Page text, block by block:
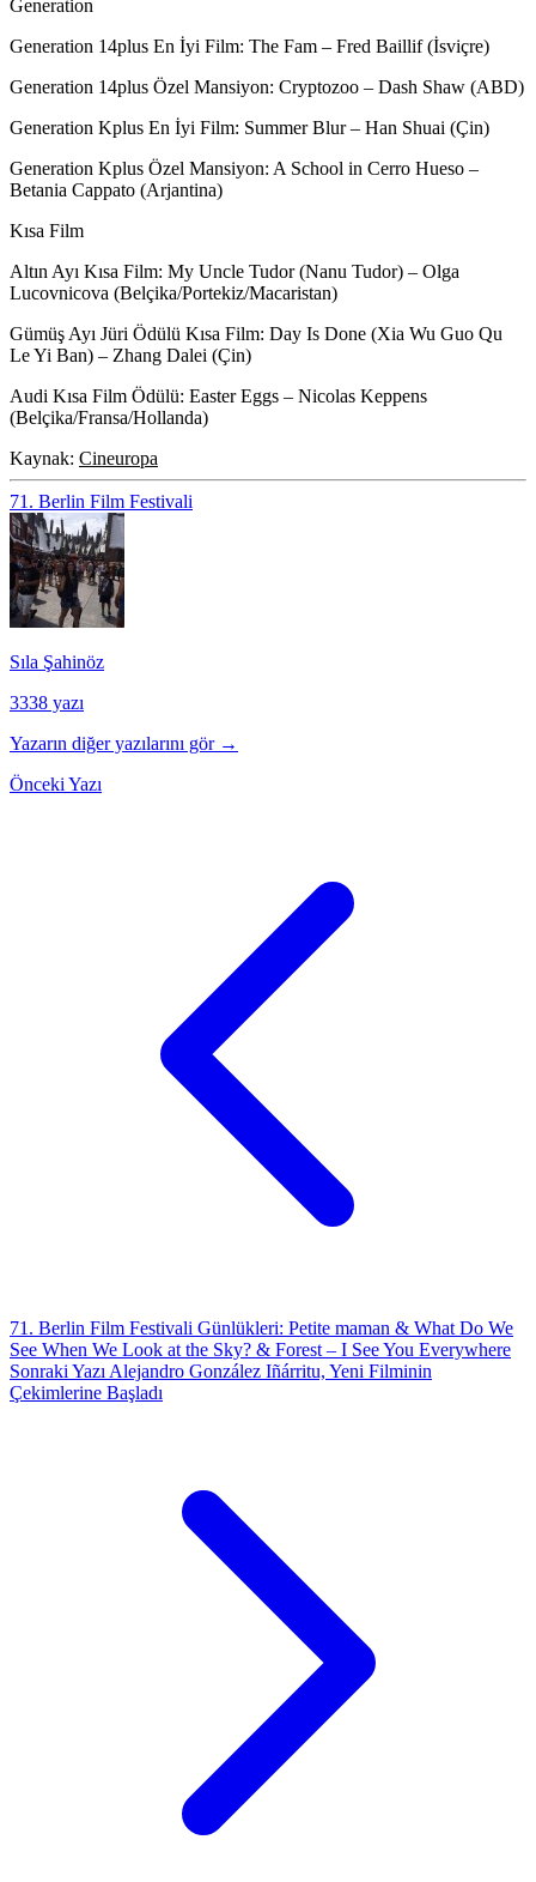
Generation
Generation 14plus En İyi Film: The Fam – Fred Baillif (İsviçre)
Generation 14plus Özel Mansiyon: Cryptozoo – Dash Shaw (ABD)
Generation Kplus En İyi Film: Summer Blur – Han Shuai (Çin)
Generation Kplus Özel Mansiyon: A School in Cerro Hueso –
Betania Cappato (Arjantina)
Kısa Film
Altın Ayı Kısa Film: My Uncle Tudor (Nanu Tudor) – Olga
Lucovnicova (Belçika/Portekiz/Macaristan)
Gümüş Ayı Jüri Ödülü Kısa Film: Day Is Done (Xia Wu Guo Qu
Le Yi Ban) – Zhang Dalei (Çin)
Audi Kısa Film Ödülü: Easter Eggs – Nicolas Keppens
(Belçika/Fransa/Hollanda)
Kaynak: Cineuropa
71. Berlin Film Festivali
Sıla Şahinöz
3338 yazı
Yazarın diğer yazılarını gör →
Önceki Yazı
71. Berlin Film Festivali Günlükleri: Petite maman & What Do We
See When We Look at the Sky? & Forest – I See You Everywhere
Sonraki Yazı Alejandro González Iñárritu, Yeni Filminin
Çekimlerine Başladı